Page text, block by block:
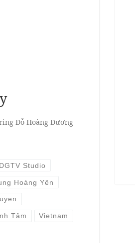
Đỗ Hoàng Dương
DGTV Studio
Hoàng Yên
Tâm Vietnam